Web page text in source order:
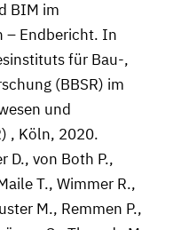
BIM im
– Endbericht. In
für Bau-,
(BBSR) im
und
, Köln, 2020.
D., von Both P.,
T., Wimmer R.,
M., Remmen P.,